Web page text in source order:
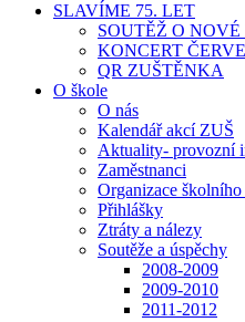
SLAVÍME 75. LET
SOUTĚŽ O NOVÉ
KONCERT
QR ZUŠTĚNKA
O škole
O nás
Kalendář akcí ZUŠ
Aktuality- provozní
Zaměstnanci
Organizace
Přihlášky
Ztráty a nálezy
Soutěže a úspěchy
2008-2009
2009-2010
2011-2012